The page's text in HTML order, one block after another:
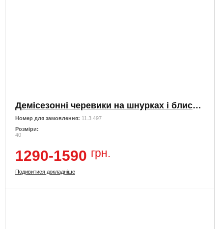
Демісезонні черевики на шнурках і блискавки
Номер для замовлення: 11.3.497
Розміри:
40
1290-1590 грн.
Подивитися докладніше